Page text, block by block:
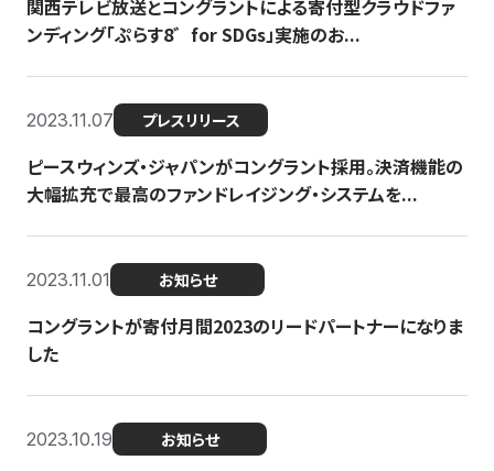
関西テレビ放送とコングラントによる寄付型クラウドファ
ンディング「ぷらす8゛for SDGs」実施のお...
2023.11.07 プレスリリース
ピースウィンズ・ジャパンがコングラント採用。決済機能の
大幅拡充で最高のファンドレイジング・システムを...
2023.11.01 お知らせ
コングラントが寄付月間2023のリードパートナーになりま
した
2023.10.19 お知らせ